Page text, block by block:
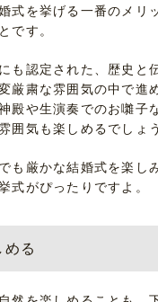
式を挙げる一番のメリ
です。
も認定された、歴史と
厳粛な雰囲気の中で進
殿や生演奏でのお囃子
囲気も楽しめるでしょ
も厳かな結婚式を楽し
式がぴったりですよ。
める